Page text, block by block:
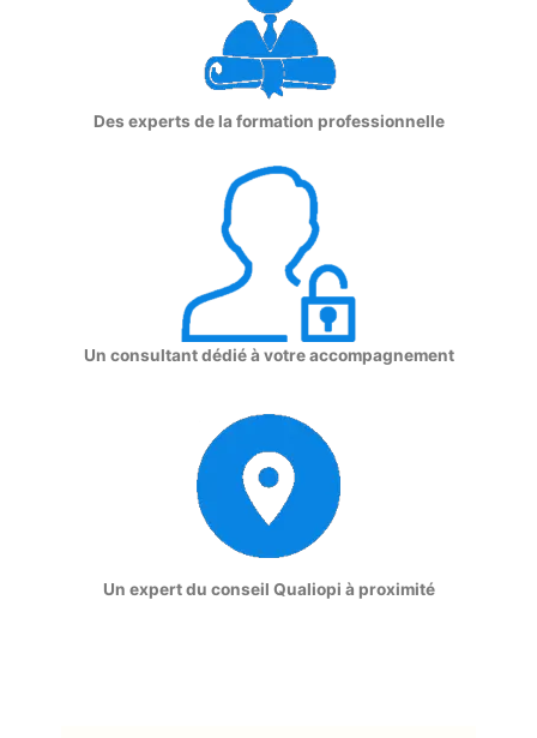
Des experts de la formation professionnelle
Un consultant dédié à votre accompagnement
Un expert du conseil Qualiopi à proximité